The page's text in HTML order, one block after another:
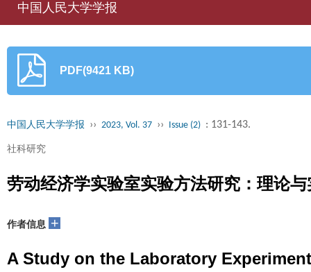
中国人民大学学报
PDF(9421 KB)
中国人民大学学报 ›› 2023, Vol. 37 ›› Issue (2) : 131-143.
社科研究
劳动经济学实验室实验方法研究：理论与
作者信息 +
A Study on the Laboratory